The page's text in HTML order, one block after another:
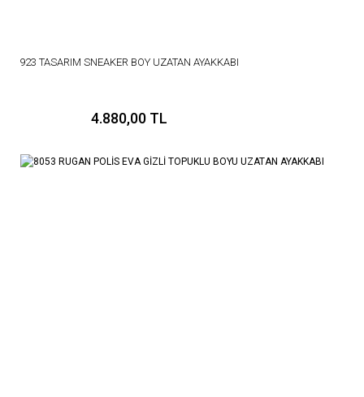
923 TASARIM SNEAKER BOY UZATAN AYAKKABI
4.880,00 TL